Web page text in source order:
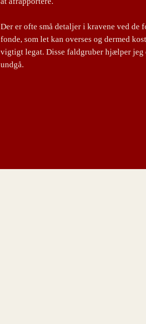
Der er ofte små detaljer i kravene ved de
fonde, som let kan overses og dermed
vigtigt legat. Disse faldgruber hjælper jeg
undgå.